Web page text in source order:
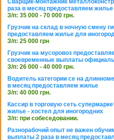
раза в месяц предоставляем жилье
З/п: 35 000 - 70 000 грн.
Грузчик на склад в ночную смену
предоставляем жилье для
З/п: 25 000 грн
Грузчик на мусоровоз
своевременные выплаты
З/п: 26 000 - 40 000 грн.
Водитель категории се на
в месяц предоставляем жилье
З/п: 40 000 грн.
Кассир в торговую сеть
жилье - хостел для иногородних
З/п: при собеседовании.
Разнорабочий опыт не важен
выплаты 2 раза в месяц